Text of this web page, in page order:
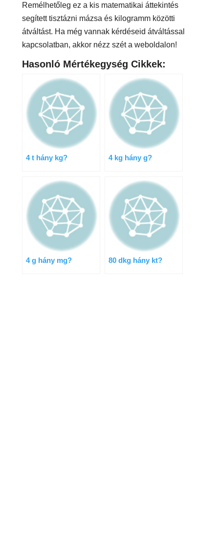
Remélhetőleg ez a kis matematikai áttekintés
segített tisztázni mázsa és kilogramm közötti
átváltást. Ha még vannak kérdéseid átváltással
kapcsolatban, akkor nézz szét a weboldalon!
Hasonló Mértékegység Cikkek:
4 t hány kg? 4 kg hány g?
4 g hány mg? 80 dkg hány kt?